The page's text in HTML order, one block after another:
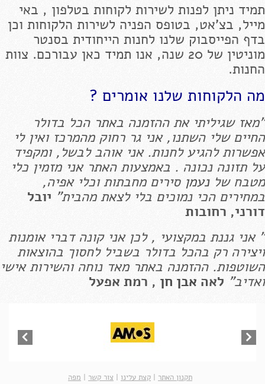
תמיד ניתן לפנות לשירות לקוחות בטלפון , באי
מייל, בצ'אט, בטופס הפניה לשירות הלקוחות וכן
בדף הפייסבוק שלנו לחנות הייחודית בסנטר
מוניטין של 20 שנה, אנו תמיד כאן עבורכם. צוות
החנות.
מה הלקוחות שלנו אומרים ?
"מאז שגיליתי את ההזמנה באתר הכל בדולר
החיים שלי השתנו, אני גר רחוק מהמרכז ואין לי
אפשרות להגיע לחנות. אני אוהב לבשל, ומקפיד
על תזונה נכונה . באמצעות האתר אני מזמין כלי
מטבח שלנעמןסירים מחבתות וכלי אפיה,
במחירים הכי נמוכים בלי לצאת מהבית" יובל
דורני, רחובות
" אני גננת במקצועי , לכן אני קונה דברי אומנות
ויצירה רק בהכל בדולר בשביל לחסוך בהוצאות
השוטפות. ההזמנה באתר מאד נוחה והשירות אישי
ואדיב" לאה אבן חן , רמת אפעל
תקנון האתר | קצת עלינו | צור קשר | מפה